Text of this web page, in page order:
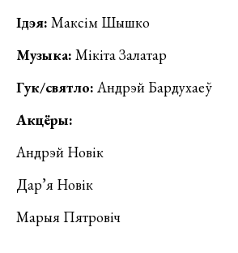
Ідэя: Максім Шышко
Музыка: Мікіта Залатар
Гук/святло: Андрэй Бардухаеў
Акцёры:
Андрэй Новік
Дар’я Новік
Марыя Пятровіч